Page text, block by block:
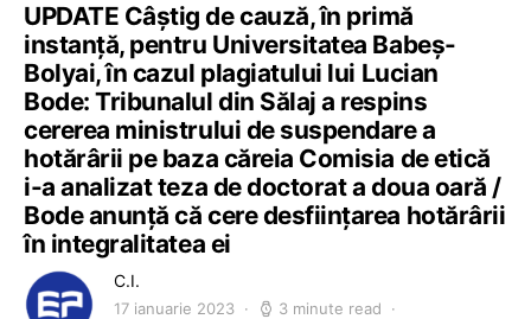
UPDATE Câștig de cauză, în primă
instanță, pentru Universitatea Babeș-
Bolyai, în cazul plagiatului lui Lucian
Bode: Tribunalul din Sălaj a respins
cererea ministrului de suspendare a
hotărârii pe baza căreia Comisia de etică
i-a analizat teza de doctorat a doua oară /
Bode anunță că cere desființarea hotărârii
în integralitatea ei
C.I.
17 ianuarie 2023 3 minute read